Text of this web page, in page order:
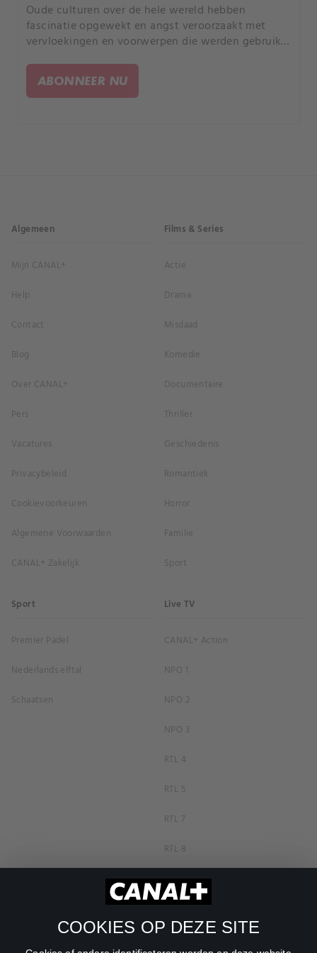
COOKIES OP DEZE SITE
Oude culturen over de hele wereld hebben
fascinatie opgewekt en angst veroorzaakt met
vervloekingen en voorwerpen die werden gebruikt
stenen. Maar is er bewijs dat sommige echt
hebben gewerkt?.
ABONNEER NU
Algemeen
Mijn CANAL+
Help
Contact
Blog
Over CANAL+
Pers
Vacatures
Privacybeleid
Cookievoorkeuren
Algemene Voorwaarden
CANAL+ Zakelijk
Films & Series
Actie
Drama
Misdaad
Komedie
Documentaire
Thriller
Geschiedenis
Romantiek
Horror
Familie
Sport
Sport
Premier Padel
Nederlands elftal
Schaatsen
Live TV
CANAL+ Action
NPO 1
NPO 2
NPO 3
RTL 4
RTL 5
RTL 7
RTL 8
RTL Z
SBS6
Net5